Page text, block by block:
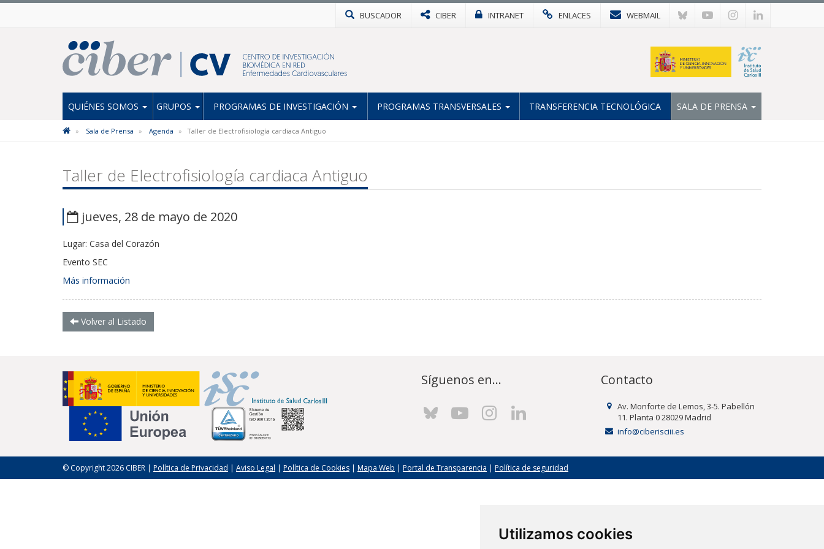
Utilizamos cookies
BUSCADOR CIBER INTRANET ENLACES WEBMAIL
QUIÉNES SOMOS GRUPOS PROGRAMAS DE INVESTIGACIÓN PROGRAMAS TRANSVERSALES TRANSFERENCIA TECNOLÓGICA SALA DE PRENSA
Sala de Prensa Agenda Taller de Electrofisiología cardiaca Antiguo
Taller de Electrofisiología cardiaca Antiguo
jueves, 28 de mayo de 2020
Lugar: Casa del Corazón
Evento SEC
Más información
Volver al Listado
Síguenos en... Contacto
Av. Monforte de Lemos, 3-5. Pabellón
11. Planta 0 28029 Madrid
info@ciberisciii.es
© Copyright 2026 CIBER | Política de Privacidad | Aviso Legal | Política de Cookies | Mapa Web | Portal de Transparencia | Política de seguridad